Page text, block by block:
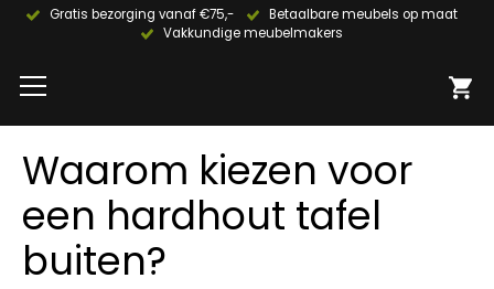
Gratis bezorging vanaf €75,-
Betaalbare meubels op maat
Vakkundige meubelmakers
Waarom kiezen voor
een hardhout tafel
buiten?